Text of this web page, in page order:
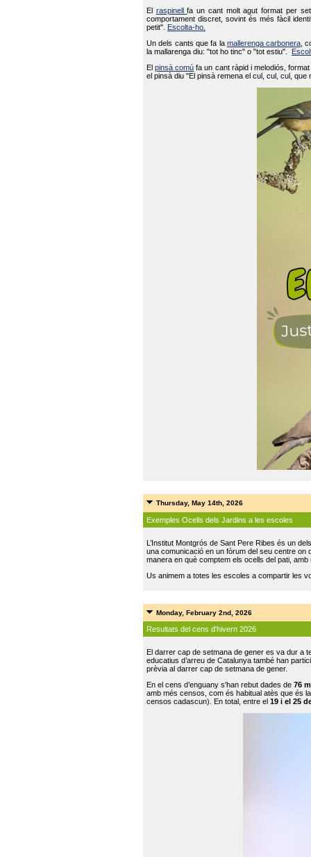
El raspinellfa un cant molt agut format per
comportament discret, sovint és més fàcil
petit".
Escolta-ho.
Un dels cants que fa la mallerenga carbonera ,
la mallarenga diu: "tot ho tinc" o "tot estiu".
Elpinsà comú fa un cant ràpid i melodiós,
el pinsà diu "El pinsà remena el cul, cul, cul,
Thursday, May 14th, 2026
Exemples Ocells dels Jardins a les escoles
L’Institut Montgrós de Sant Pere Ribes és un
una comunicació en un fòrum del seu centre on
manera en què comptem els ocells del pati,
Us animem a totes les escoles a compartir les
Monday, February 2nd, 2026
Resultats del cens d'hivern 2026
El darrer cap de setmana de gener es va dur a
educatius d’arreu de Catalunya també han
prèvia al darrer cap de setmana de gener.
En el cens d’enguany s'han rebut dades de 76
amb més censos, com és habitual atès que és
censos cadascun). En total, entre el 19 i el 25